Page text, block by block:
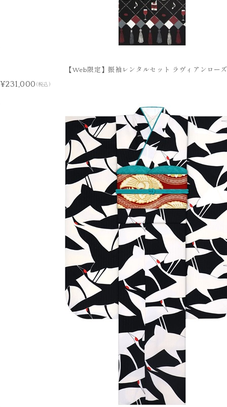
【Web限定】振袖レンタルセット ラヴィアンロー
¥231,000 (税込)